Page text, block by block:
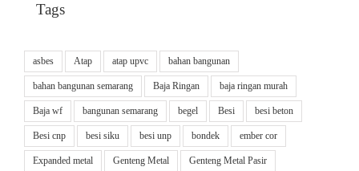
Tags
asbes Atap atap upvc bahan bangunan
bahan bangunan semarang Baja Ringan baja ringan murah
Baja wf bangunan semarang begel Besi besi beton
Besi cnp besi siku besi unp bondek ember cor
Expanded metal Genteng Metal Genteng Metal Pasir